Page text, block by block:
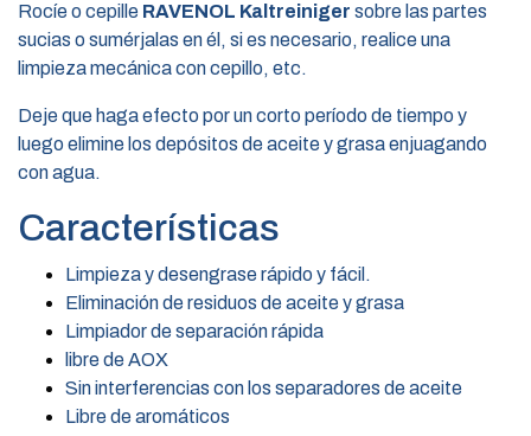
Rocíe o cepille RAVENOL Kaltreiniger sobre las partes
sucias o sumérjalas en él, si es necesario, realice una
limpieza mecánica con cepillo, etc.
Deje que haga efecto por un corto período de tiempo y
luego elimine los depósitos de aceite y grasa enjuagando
con agua.
Características
Limpieza y desengrase rápido y fácil.
Eliminación de residuos de aceite y grasa
Limpiador de separación rápida
libre de AOX
Sin interferencias con los separadores de aceite
Libre de aromáticos